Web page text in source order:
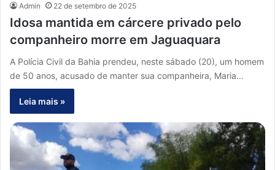
Admin 22 de setembro de 2025
Idosa mantida em cárcere privado pelo
companheiro morre em Jaguaquara
A Polícia Civil da Bahia prendeu, neste sábado (20), um homem
de 50 anos, acusado de manter sua companheira, Maria…
Leia mais »